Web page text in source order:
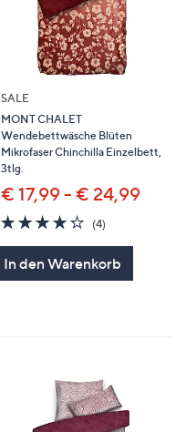
SALE
MONT CHALET
Wendebettwäsche Blüten
Mikrofaser Chinchilla Einzelbett,
3tlg.
€ 17,99 - € 24,99
4.2
von
(4)4
In den Warenkorb